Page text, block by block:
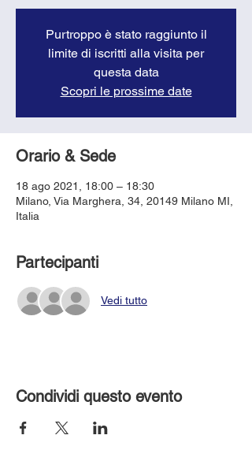
Purtroppo è stato raggiunto il
limite di iscritti alla visita per
questa data
Scopri le prossime date
Orario & Sede
18 ago 2021, 18:00 – 18:30
Milano, Via Marghera, 34, 20149 Milano MI,
Italia
Partecipanti
Vedi tutto
Condividi questo evento